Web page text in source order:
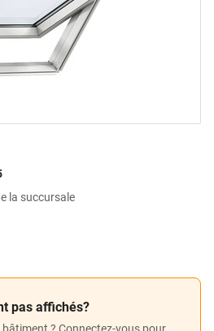
la succursale
pas affichés?
? Connectez-vous pour